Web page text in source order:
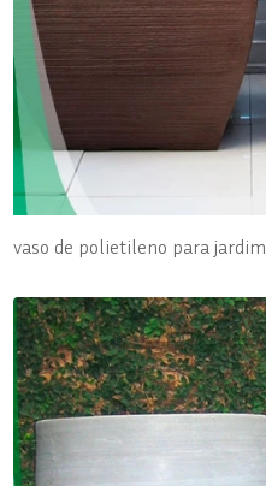
vaso de polietileno para jardim